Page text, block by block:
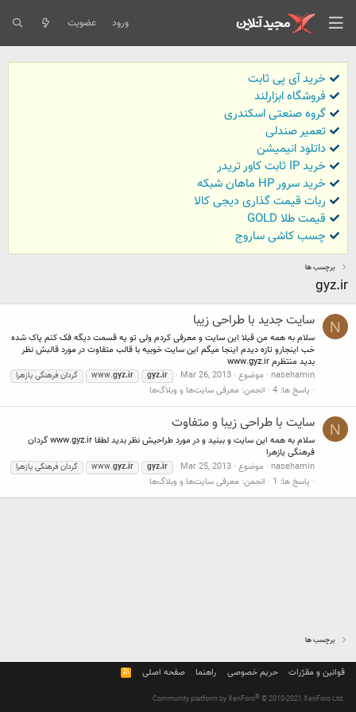
ورود عضویت
خرید آی پی ثابت
فروشگاه ابزارلند
گروه صنعتی اسکندری
تعمیر صندلی
داتلود انیمیشن
خرید IP ثابت کاور تریدر
خرید سرور HP ماهان شبکه
ربات قیمت گذاری دیجی کالا
قیمت طلا GOLD
چسب کاشی ساروج
برچسب ها
gyz.ir
N سایت جدید با طراحی زیبا
سلام به همه من قبلا این سایت و معرفی کردم ولی تو یه قسمت دیگه فک کنم پاک شده
خب اینجارو تازه دیدم اینجا میگم این سایت خوبیه با قالب متفاوت در مورد قالبش نظر
بدید منتظرم www.gyz.ir
nasehamin موضوع Mar 26, 2013
gyz.ir
www.gyz.ir گردان فرهنگی یازهرا
پاسخ ها: 4 انجمن: معرفی سایت‌ها و وبلاگ‌ها
N سایت با طراحی زیبا و متفاوت
سلام به همه این سایت و ببنید و در مورد طراحیش نظر بدید لطفا www.gyz.ir گردان
فرهنگی یازهرا
nasehamin موضوع Mar 25, 2013
gyz.ir
www.gyz.ir گردان فرهنگی یازهرا
پاسخ ها: 1 انجمن: معرفی سایت‌ها و وبلاگ‌ها
برچسب ها
قوانین و مقرّرات حریم خصوصی راهنما صفحه اصلی
R
S
Community platform by XenForo® © 2010-2021 XenForo Ltd.